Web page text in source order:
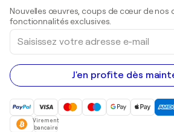
Peintures acryliques
Nouvelles œuvres, coups de cœur de nos
fonctionnalités exclusives.
Saisissez
votre
adresse
e-
mail
J'en profite dès
Virement
bancaire